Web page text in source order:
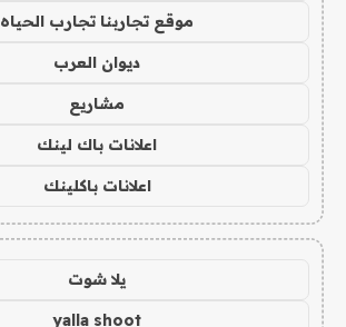
موقع تجاربنا تجارب الحياه
ديوان العرب
مشاريع
اعلانات باك لينك
اعلانات باكلينك
يلا شوت
yalla shoot